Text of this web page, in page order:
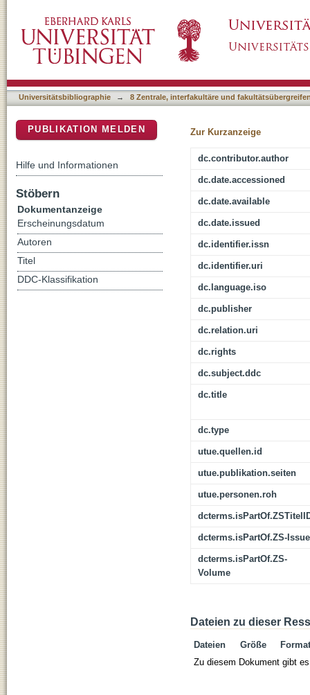
Universitätsbibliographie → 8 Zentrale, interfakultäre und
Zur Kurzanzeige
dc.contributor.author
dc.date.accessioned
dc.date.available
dc.date.issued
dc.identifier.issn
dc.identifier.uri
dc.language.iso
dc.publisher
dc.relation.uri
dc.rights
dc.subject.ddc
dc.title
dc.type
utue.quellen.id
utue.publikation.seiten
utue.personen.roh
dcterms.isPartOf.ZS-Issue
dcterms.isPartOf.ZS-
Volume
Dateien zu dieser
Dateien Größe
Format
Zu diesem Dokument gibt
PUBLIKATION MELDEN
Hilfe und Informationen
Stöbern
Dokumentanzeige
Erscheinungsdatum
Autoren
Titel
DDC-Klassifikation